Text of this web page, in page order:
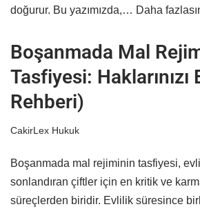
doğurur. Bu yazımızda,… Daha
Boşanmada Mal
Tasfiyesi:
Rehberi)
CakirLex Hukuk
Boşanmada mal rejiminin tasfiyesi,
sonlandıran çiftler için en kritik ve
süreçlerden biridir. Evlilik süresince